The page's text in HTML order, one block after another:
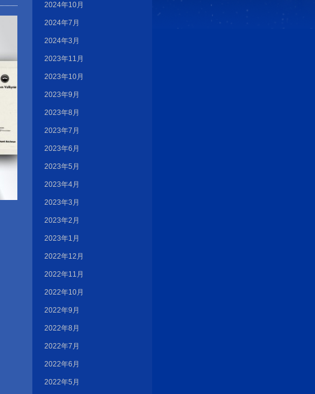
2024年10月
2024年7月
2024年3月
2023年11月
2023年10月
2023年9月
2023年8月
2023年7月
2023年6月
2023年5月
2023年4月
2023年3月
2023年2月
2023年1月
2022年12月
2022年11月
2022年10月
2022年9月
2022年8月
2022年7月
2022年6月
2022年5月